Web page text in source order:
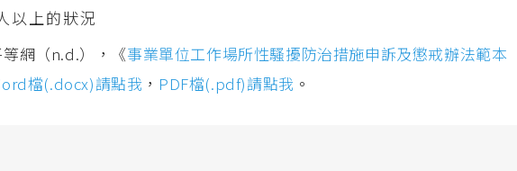
以上的狀況
網（n.d.），《事業單位工作場所性騷擾防治措施申訴及懲戒辦法範本
檔(.docx)請點我 ， PDF檔(.pdf)請點我 。